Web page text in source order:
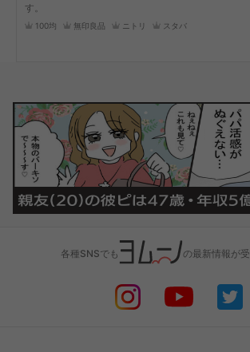
す。
100均 無印良品 ニトリ スタバ
各種SNSでも の最新情報が